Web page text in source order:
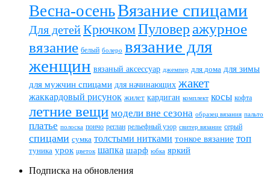
Весна-осеньВязание спицами
Для детейКрючкомПуловер ажурное
вязание белый болеро вязание для
женщин вязаный аксессуар джемпер для дома для зимы
для мужчин спицами для начинающих жакет
жаккардовый рисунок жилет кардиган комплект косы кофта
летние вещи модели вне сезона образец вязания пальто
платье полоска пончо реглан рельефный узор свитер вязание серый
спицами сумка толстыми нитками тонкое вязание топ
туника урок цветок шапка шарф юбка яркий
Подписка на обновления